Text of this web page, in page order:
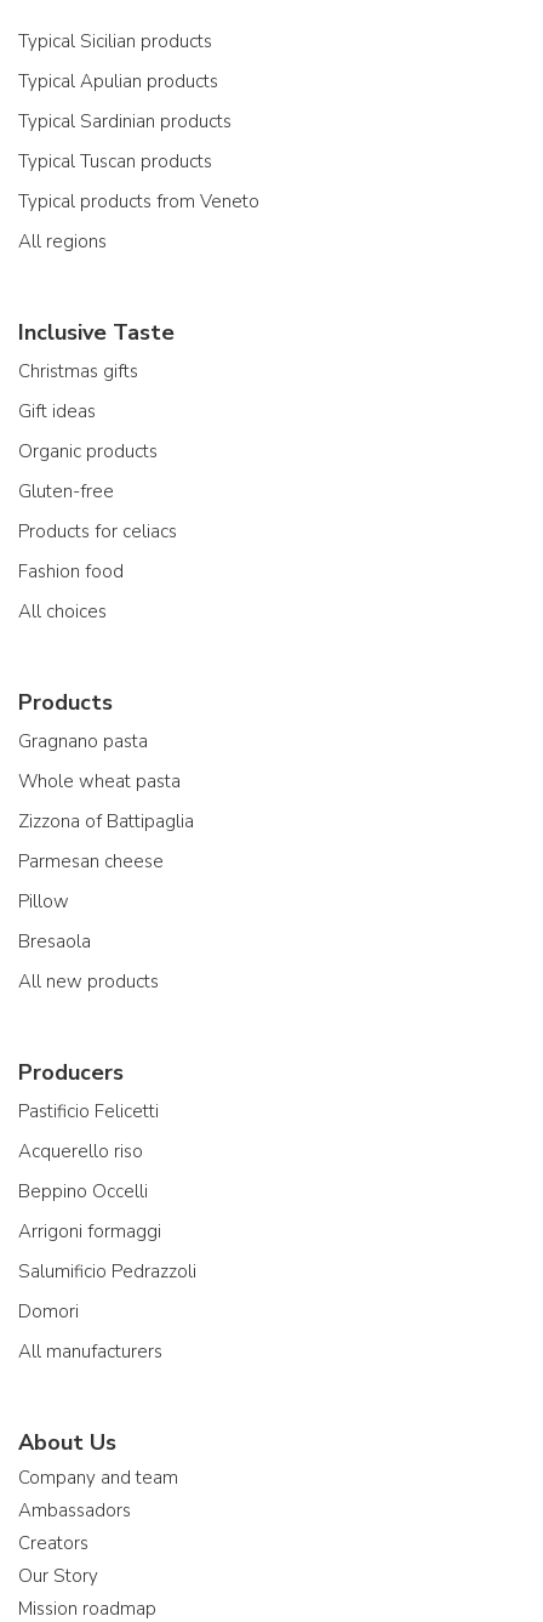
Typical Sicilian products
Typical Apulian products
Typical Sardinian products
Typical Tuscan products
Typical products from Veneto
All regions
Inclusive Taste
Christmas gifts
Gift ideas
Organic products
Gluten-free
Products for celiacs
Fashion food
All choices
Products
Gragnano pasta
Whole wheat pasta
Zizzona of Battipaglia
Parmesan cheese
Pillow
Bresaola
All new products
Producers
Pastificio Felicetti
Acquerello riso
Beppino Occelli
Arrigoni formaggi
Salumificio Pedrazzoli
Domori
All manufacturers
About Us
Company and team
Ambassadors
Creators
Our Story
Mission roadmap